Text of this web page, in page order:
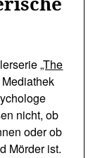
„The
nicht, ob
oder ob
Mörder ist.